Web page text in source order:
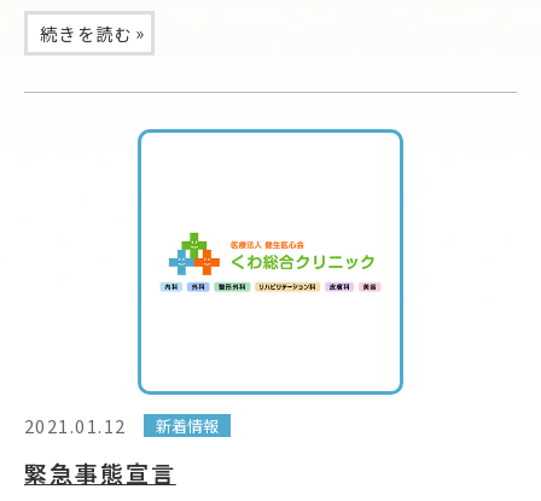
続きを読む »
2021.01.12 新着情報
緊急事態宣言